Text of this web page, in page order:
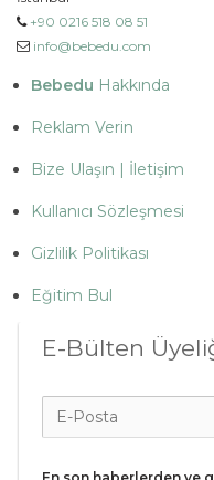
+90 0216 518 08 51
info@bebedu.com
Bebedu Hakkında
Reklam Verin
Bize Ulaşın | İletişim
Kullanıcı Sözleşmesi
Gizlilik Politikası
Eğitim Bul
E-Bülten